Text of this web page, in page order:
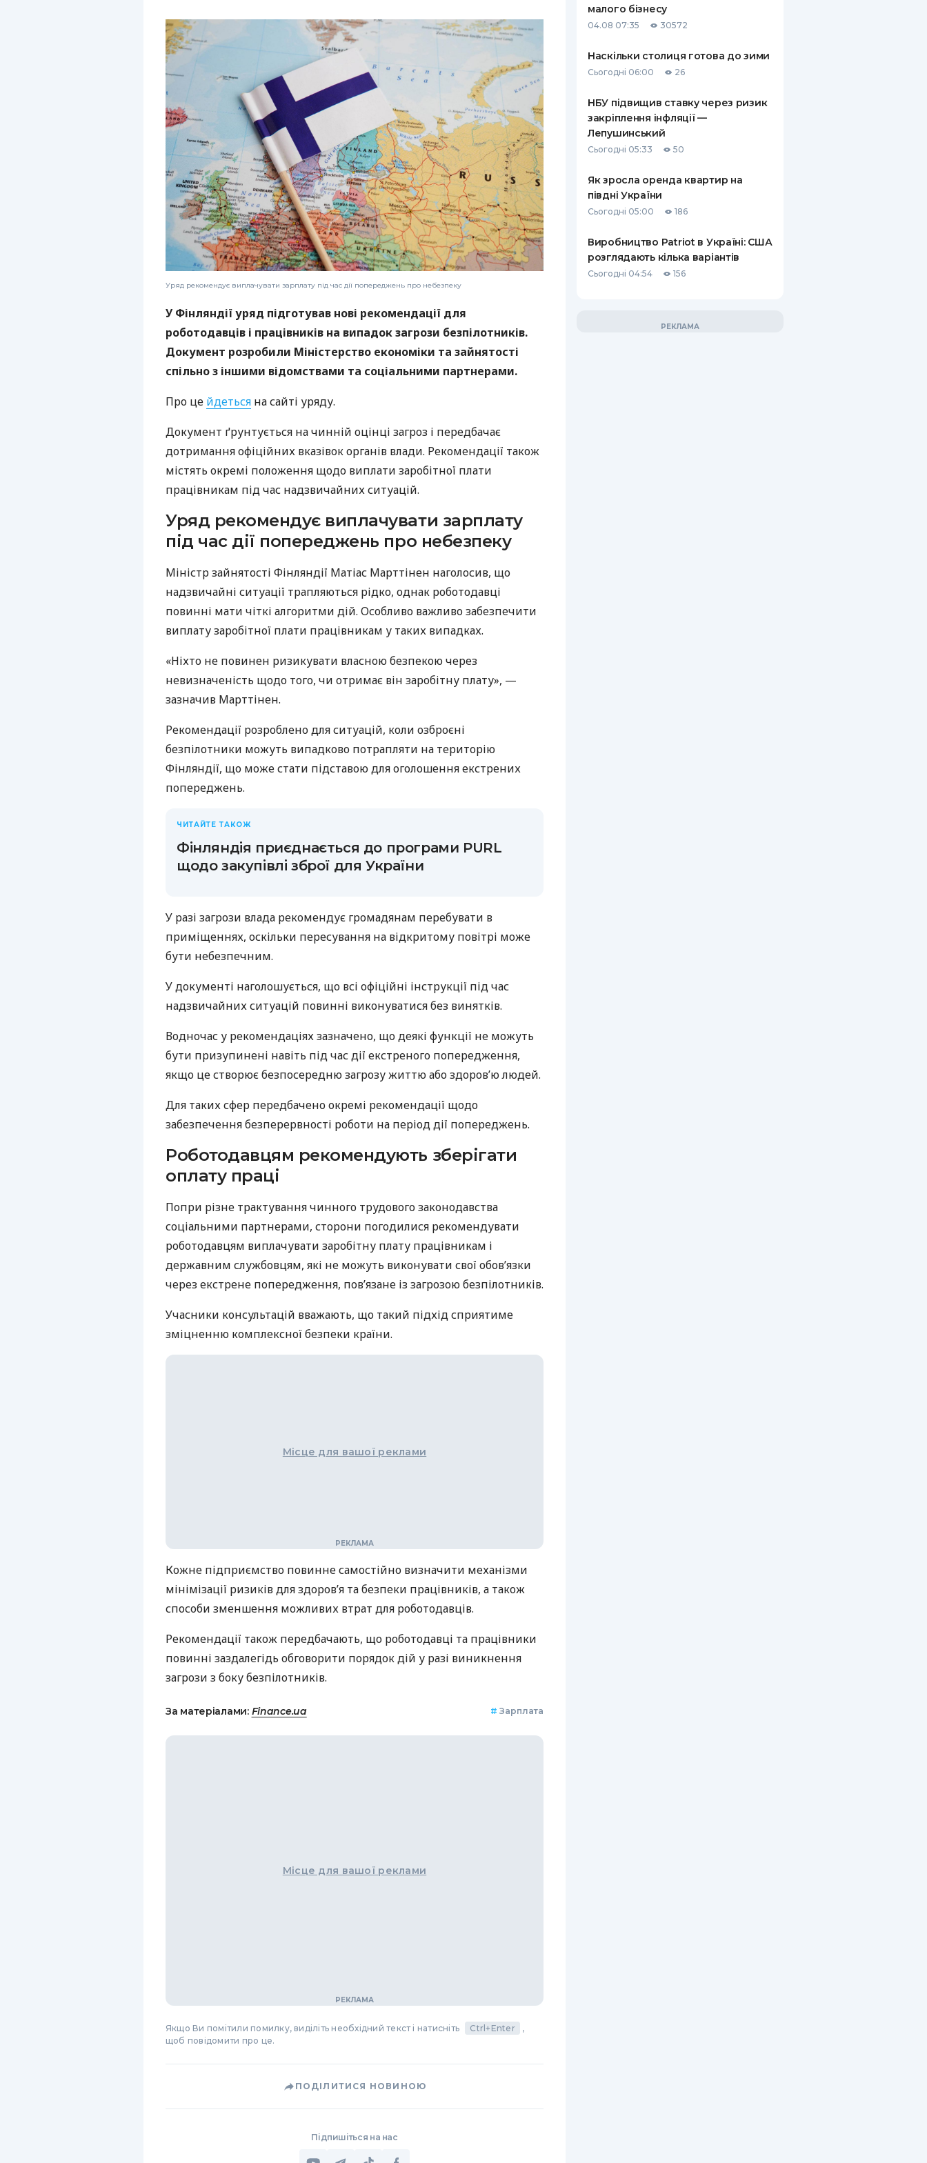
РЕЙТИНГ ДЕБЕТОВИХ
КАРТОК
ЩОМІСЯЧНИЙ ОГЛЯД
КЕШБЕКУ
ПУТІВНИКИ ПО
БАНКІВСЬКИХ КАРТКАХ
ПУТІВНИКИ ПО
ВСІ СТРАХОВІ ПОЛІСИ
ВІДГУКИ ПРО СТРАХОВІ
КОМПАНІЇ
КОНТАКТИ
Уряд рекомендує виплачувати зарплату під час дії попереджень про небезпеку
У Фінляндії уряд підготував нові рекомендації для
роботодавців і працівників на випадок загрози безпілотників.
Документ розробили Міністерство економіки та зайнятості
спільно з іншими відомствами та соціальними партнерами.
Про це йдеться на сайті уряду.
Документ ґрунтується на чинній оцінці загроз і передбачає
дотримання офіційних вказівок органів влади. Рекомендації також
містять окремі положення щодо виплати заробітної плати
працівникам під час надзвичайних ситуацій.
Уряд рекомендує виплачувати зарплату
під час дії попереджень про небезпеку
Міністр зайнятості Фінляндії Матіас Марттінен наголосив, що
надзвичайні ситуації трапляються рідко, однак роботодавці
повинні мати чіткі алгоритми дій. Особливо важливо забезпечити
виплату заробітної плати працівникам у таких випадках.
«Ніхто не повинен ризикувати власною безпекою через
невизначеність щодо того, чи отримає він заробітну плату», —
зазначив Марттінен.
Рекомендації розроблено для ситуацій, коли озброєні
безпілотники можуть випадково потрапляти на територію
Фінляндії, що може стати підставою для оголошення екстрених
попереджень.
ЧИТАЙТЕ ТАКОЖ
Фінляндія приєднається до програми PURL
щодо закупівлі зброї для України
У разі загрози влада рекомендує громадянам перебувати в
приміщеннях, оскільки пересування на відкритому повітрі може
бути небезпечним.
У документі наголошується, що всі офіційні інструкції під час
надзвичайних ситуацій повинні виконуватися без винятків.
Водночас у рекомендаціях зазначено, що деякі функції не можуть
бути призупинені навіть під час дії екстреного попередження,
якщо це створює безпосередню загрозу життю або здоров’ю людей.
Для таких сфер передбачено окремі рекомендації щодо
забезпечення безперервності роботи на період дії попереджень.
Роботодавцям рекомендують зберігати
оплату праці
Попри різне трактування чинного трудового законодавства
соціальними партнерами, сторони погодилися рекомендувати
роботодавцям виплачувати заробітну плату працівникам і
державним службовцям, які не можуть виконувати свої обов’язки
через екстрене попередження, пов’язане із загрозою безпілотників.
Учасники консультацій вважають, що такий підхід сприятиме
зміцненню комплексної безпеки країни.
Місце для вашої реклами
Кожне підприємство повинне самостійно визначити механізми
мінімізації ризиків для здоров’я та безпеки працівників, а також
способи зменшення можливих втрат для роботодавців.
Рекомендації також передбачають, що роботодавці та працівники
повинні заздалегідь обговорити порядок дій у разі виникнення
загрози з боку безпілотників.
За матеріалами: Finance.ua # Зарплата
Місце для вашої реклами
Якщо Ви помітили помилку, виділіть необхідний текст і натисніть Ctrl+Enter
,
щоб повідомити про це.
ПОДІЛИТИСЯ НОВИНОЮ
Підпишіться на нас
малого бізнесу
04.08 07:35 30572
Наскільки столиця готова до зими
Сьогодні 06:00 26
НБУ підвищив ставку через ризик
закріплення інфляції —
Лепушинський
Сьогодні 05:33 50
Як зросла оренда квартир на
півдні України
Сьогодні 05:00 186
Виробництво Patriot в Україні: США
розглядають кілька варіантів
Сьогодні 04:54 156